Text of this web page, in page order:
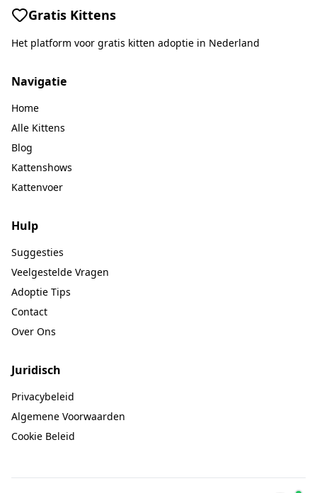
Gratis Kittens
Het platform voor gratis kitten adoptie in Nederland
Navigatie
Home
Alle Kittens
Blog
Kattenshows
Kattenvoer
Hulp
Suggesties
Veelgestelde Vragen
Adoptie Tips
Contact
Over Ons
Juridisch
Privacybeleid
Algemene Voorwaarden
Cookie Beleid